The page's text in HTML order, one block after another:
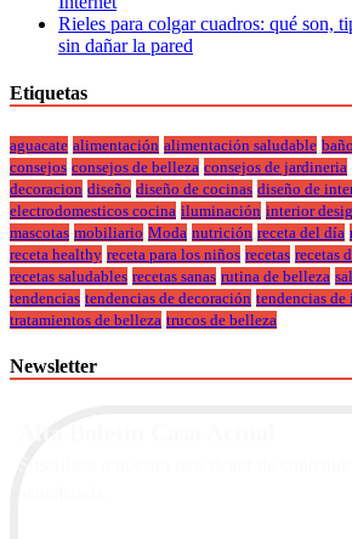
Rieles para colgar cuadros: qué son,
sin dañar la pared
Etiquetas
aguacate alimentación alimentación saludable baño
consejos consejos de belleza consejos de jardineria
decoracion diseño diseño de cocinas diseño de
electrodomesticos cocina iluminación interior
mascotas mobiliario Moda nutrición receta del día
receta healthy receta para los niños recetas recetas
recetas saludables recetas sanas rutina de belleza
tendencias tendencias de decoración tendencias
tratamientos de belleza trucos de belleza
Newsletter